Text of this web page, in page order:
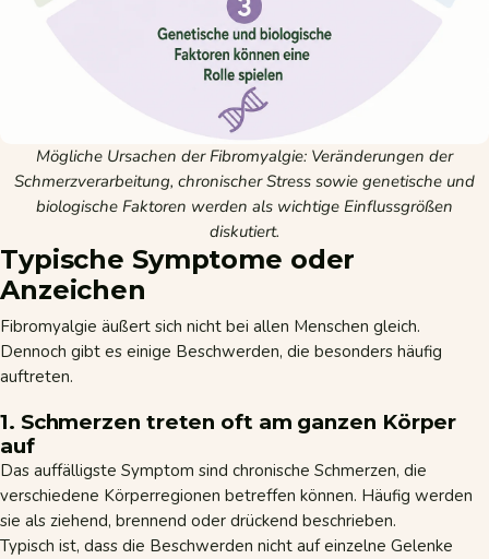
Mögliche Ursachen der Fibromyalgie: Veränderungen der
Schmerzverarbeitung, chronischer Stress sowie genetische und
biologische Faktoren werden als wichtige Einflussgrößen
diskutiert.
Typische Symptome oder
Anzeichen
Fibromyalgie äußert sich nicht bei allen Menschen gleich.
Dennoch gibt es einige Beschwerden, die besonders häufig
auftreten.
1. Schmerzen treten oft am ganzen Körper
auf
Das auffälligste Symptom sind chronische Schmerzen, die
verschiedene Körperregionen betreffen können. Häufig werden
sie als ziehend, brennend oder drückend beschrieben.
Typisch ist, dass die Beschwerden nicht auf einzelne Gelenke